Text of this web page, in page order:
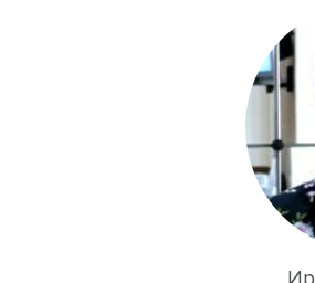
По мнению Руслана
деятельности
их мнений и
подчеркнул тесную
ученый должен
практик – на чем
вязь исследований с